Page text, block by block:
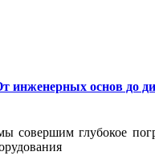
инженерных основ до
совершим глубокое